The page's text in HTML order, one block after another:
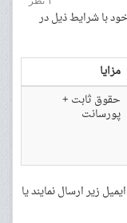
با شرایط ذیل در
مزایا
حقوق ثابت +
پورسانت
زیر ارسال نمایند یا